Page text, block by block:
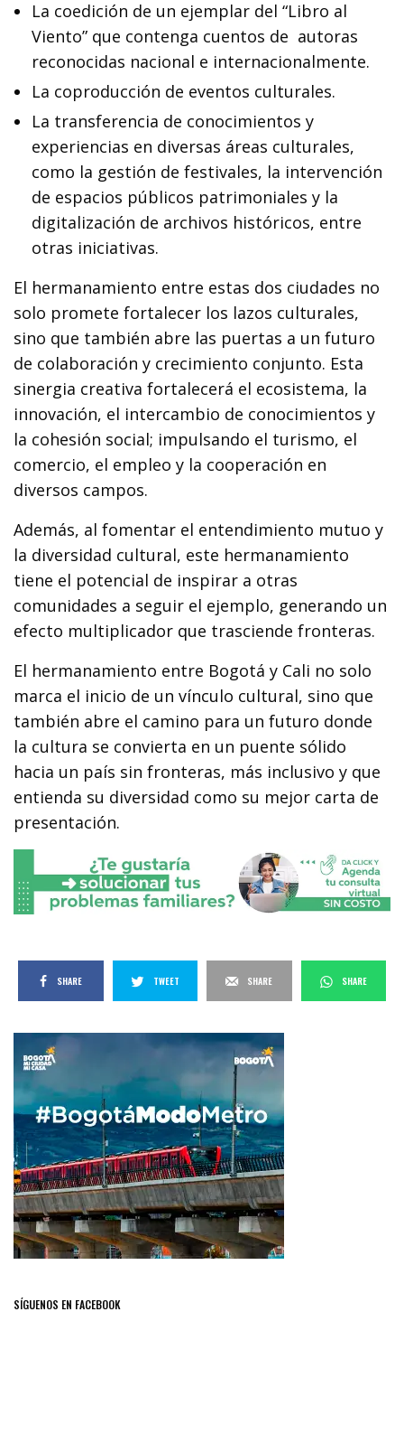
La coedición de un ejemplar del “Libro al
Viento” que contenga cuentos de autoras
reconocidas nacional e internacionalmente.
La coproducción de eventos culturales.
La transferencia de conocimientos y
experiencias en diversas áreas culturales,
como la gestión de festivales, la intervención
de espacios públicos patrimoniales y la
digitalización de archivos históricos, entre
otras iniciativas.
El hermanamiento entre estas dos ciudades no
solo promete fortalecer los lazos culturales,
sino que también abre las puertas a un futuro
de colaboración y crecimiento conjunto. Esta
sinergia creativa fortalecerá el ecosistema, la
innovación, el intercambio de conocimientos y
la cohesión social; impulsando el turismo, el
comercio, el empleo y la cooperación en
diversos campos.
Además, al fomentar el entendimiento mutuo y
la diversidad cultural, este hermanamiento
tiene el potencial de inspirar a otras
comunidades a seguir el ejemplo, generando un
efecto multiplicador que trasciende fronteras.
El hermanamiento entre Bogotá y Cali no solo
marca el inicio de un vínculo cultural, sino que
también abre el camino para un futuro donde
la cultura se convierta en un puente sólido
hacia un país sin fronteras, más inclusivo y que
entienda su diversidad como su mejor carta de
presentación.
SHARE TWEET SHARE SHARE
SÍGUENOS EN FACEBOOK